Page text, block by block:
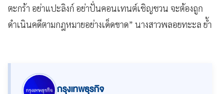
ตะกร้า อย่าแปะลิงก์ อย่าปั่นคอนเทนต์เชิญชวน จะต้องถูก
ดำเนินคดีตามกฎหมายอย่างเด็ดขาด” นางสาวพลอยทะะล ย้ำ
กรุงเทพธุรกิจ